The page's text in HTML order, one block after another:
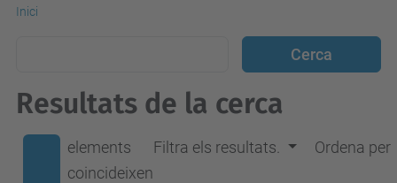
Inici
Resultats de la cerca
elements
coincideixen
Filtra els resultats. Ordena per